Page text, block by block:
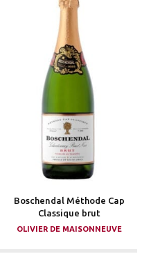
Boschendal Méthode Cap
Classique brut
OLIVIER DE MAISONNEUVE